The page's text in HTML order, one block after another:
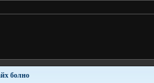
болно